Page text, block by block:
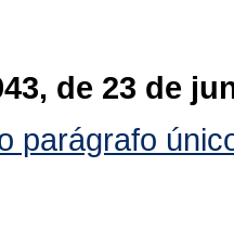
de 23 de
parágrafo